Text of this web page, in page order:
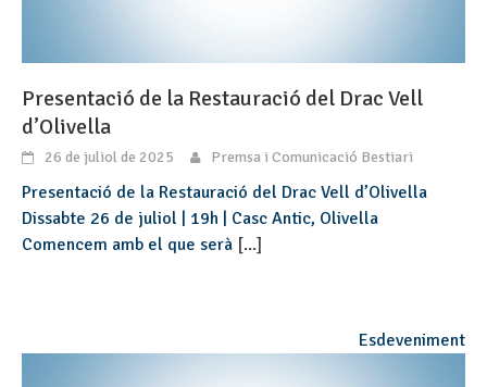
Presentació de la Restauració del Drac Vell
d’Olivella
26 de juliol de 2025 Premsa i Comunicació Bestiari
Presentació de la Restauració del Drac Vell d’Olivella
Dissabte 26 de juliol | 19h | Casc Antic, Olivella
Comencem amb el que serà [...]
Esdeveniment